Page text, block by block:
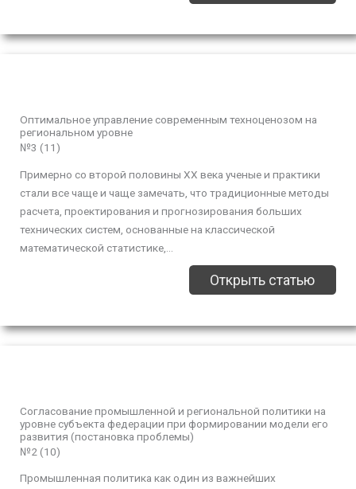
Оптимальное управление современным техноценозом на
региональном уровне
№3 (11)
Примерно со второй половины XX века ученые и практики
стали все чаще и чаще замечать, что традиционные методы
расчета, проектирования и прогнозирования больших
технических систем, основанные на классической
математической статистике,...
Открыть статью
Согласование промышленной и региональной политики на
уровне субъекта федерации при формировании модели его
развития (постановка проблемы)
№2 (10)
Промышленная политика как один из важнейших